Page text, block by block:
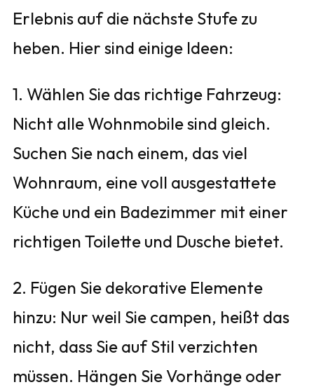
Erlebnis auf die nächste Stufe zu
heben. Hier sind einige Ideen:
1. Wählen Sie das richtige Fahrzeug:
Nicht alle Wohnmobile sind gleich.
Suchen Sie nach einem, das viel
Wohnraum, eine voll ausgestattete
Küche und ein Badezimmer mit einer
richtigen Toilette und Dusche bietet.
2. Fügen Sie dekorative Elemente
hinzu: Nur weil Sie campen, heißt das
nicht, dass Sie auf Stil verzichten
müssen. Hängen Sie Vorhänge oder